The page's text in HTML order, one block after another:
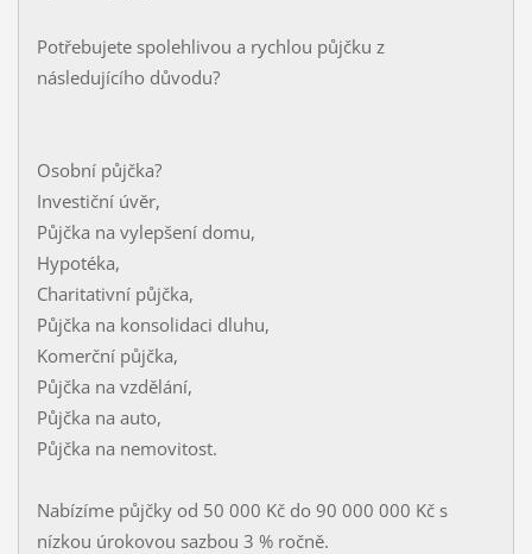
Potřebujete spolehlivou a rychlou půjčku z
následujícího důvodu?
Osobní půjčka?
Investiční úvěr,
Půjčka na vylepšení domu,
Hypotéka,
Charitativní půjčka,
Půjčka na konsolidaci dluhu,
Komerční půjčka,
Půjčka na vzdělání,
Půjčka na auto,
Půjčka na nemovitost.
Nabízíme půjčky od 50 000 Kč do 90 000 000 Kč s
nízkou úrokovou sazbou 3 % ročně.